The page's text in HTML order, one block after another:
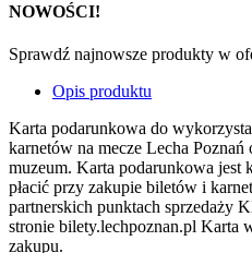
NOWOŚCI!
Sprawdź najnowsze produkty w
Opis produktu
Karta podarunkowa do
karnetów na mecze Lecha
muzeum. Karta podarunkowa jest
płacić przy zakupie biletów i
partnerskich punktach sprzedaży
stronie bilety.lechpoznan.pl Karta
zakupu.